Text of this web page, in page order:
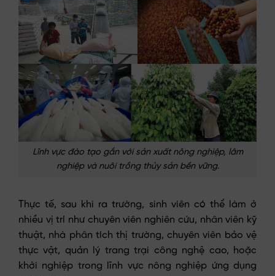
Lĩnh vực đào tạo gắn với sản xuất nông nghiệp, lâm
nghiệp và nuôi trồng thủy sản bền vững.
Thực tế, sau khi ra trường, sinh viên có thể làm ở
nhiều vị trí như chuyên viên nghiên cứu, nhân viên kỹ
thuật, nhà phân tích thị trường, chuyên viên bảo vệ
thực vật, quản lý trang trại công nghệ cao, hoặc
khởi nghiệp trong lĩnh vực nông nghiệp ứng dụng